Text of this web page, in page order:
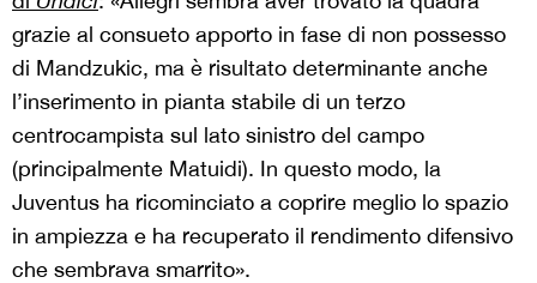
grazie al consueto apporto in fase di non possesso
di Mandzukic, ma è risultato determinante anche
l’inserimento in pianta stabile di un terzo
centrocampista sul lato sinistro del campo
(principalmente Matuidi). In questo modo, la
Juventus ha ricominciato a coprire meglio lo spazio
in ampiezza e ha recuperato il rendimento difensivo
che sembrava smarrito».